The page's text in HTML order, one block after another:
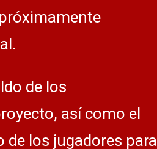
de los
así como el
los jugadores para